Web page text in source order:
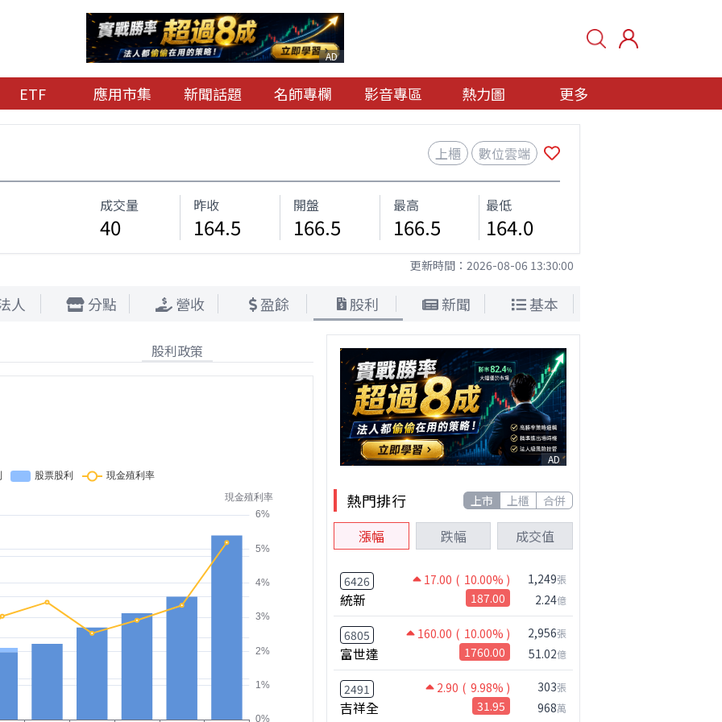
AD
ETF 應用市集 新聞話題 名師專欄 影音專區 熱力圖 更多
上櫃 數位雲端
成交量
40
昨收
164.5
開盤
166.5
最高
166.5
最低
164.0
更新時間： 2026-08-06 13:30:00
人 分點 營收 盈餘 股利 新聞 基本
股利政策
AD
熱門排行 上市 上櫃 合併
漲幅 跌幅 成交值
6426 17.00 ( 10.00% )
統新 187.00
1,249張
2.24億
6805 160.00 ( 10.00% )
富世達 1760.00
2,956張
51.02億
2491 2.90 ( 9.98% )
吉祥全 31.95
303張
968萬